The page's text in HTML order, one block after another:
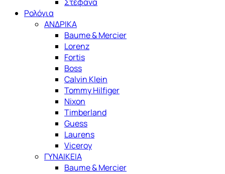
Ρολόγια
ΑΝΔΡΙΚΑ
Baume & Mercier
Lorenz
Fortis
Boss
Calvin Klein
Tommy Hilfiger
Nixon
Timberland
Guess
Laurens
Viceroy
ΓΥΝΑΙΚΕΙΑ
Baume & Mercier